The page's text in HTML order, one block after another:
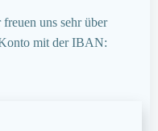
uns sehr über
mit der IBAN: